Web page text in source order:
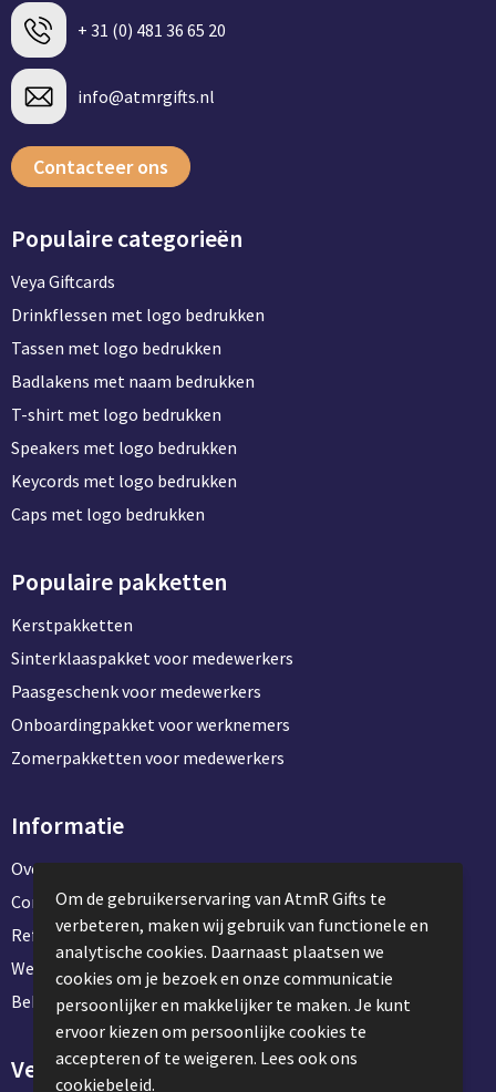
+ 31 (0) 481 36 65 20
info@atmrgifts.nl
Contacteer ons
Populaire categorieën
Veya Giftcards
Drinkflessen met logo bedrukken
Tassen met logo bedrukken
Badlakens met naam bedrukken
T-shirt met logo bedrukken
Speakers met logo bedrukken
Keycords met logo bedrukken
Caps met logo bedrukken
Populaire pakketten
Kerstpakketten
Sinterklaaspakket voor medewerkers
Paasgeschenk voor medewerkers
Onboardingpakket voor werknemers
Zomerpakketten voor medewerkers
Informatie
Over ons
Contact en klantenservice
Referentie projecten
Werken & stage bij AtmR Gifts
Bekijk kantoorbenodigdheden
Veilig winkelen
Om de gebruikerservaring van AtmR Gifts te
verbeteren, maken wij gebruik van functionele en
analytische cookies. Daarnaast plaatsen we
cookies om je bezoek en onze communicatie
persoonlijker en makkelijker te maken. Je kunt
ervoor kiezen om persoonlijke cookies te
accepteren of te weigeren. Lees ook ons
cookiebeleid.